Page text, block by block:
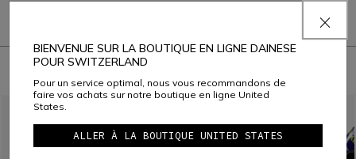
À PORTER AVEC
BIENVENUE SUR LA BOUTIQUE EN LIGNE DAINESE
POUR SWITZERLAND
Pour un service optimal, nous vous recommandons de
faire vos achats sur notre boutique en ligne United
States.
ALLER À LA BOUTIQUE UNITED STATES